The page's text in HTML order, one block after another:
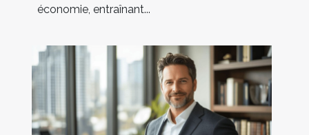
économie, entraînant...